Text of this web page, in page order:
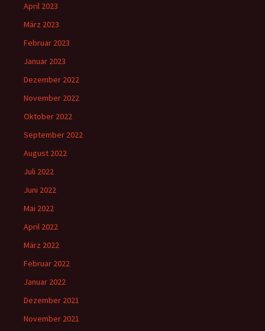
April 2023
März 2023
Februar 2023
Januar 2023
Dezember 2022
November 2022
Oktober 2022
September 2022
August 2022
Juli 2022
Juni 2022
Mai 2022
April 2022
März 2022
Februar 2022
Januar 2022
Dezember 2021
November 2021